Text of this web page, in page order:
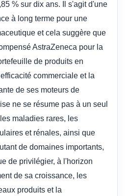
% sur dix ans. Il s'agit d'une
à long terme pour une
et cela suggère que
AstraZeneca pour la
de produits en
commerciale et la
de ses moteurs de
ne se résume pas à un seul
maladies rares, les
et rénales, ainsi que
de domaines importants,
de privilégier, à l'horizon
de sa croissance, les
produits et la